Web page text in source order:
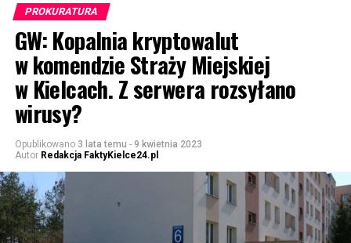
PROKURATURA
GW: Kopalnia kryptowalut
w komendzie Straży Miejskiej
w Kielcach. Z serwera rozsyłano
wirusy?
Opublikowano 3 lata temu - 9 kwietnia 2023
Autor Redakcja FaktyKielce24.pl